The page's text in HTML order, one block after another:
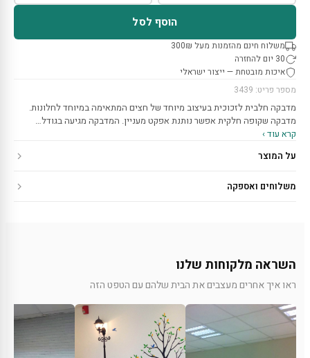
הוסף לסל
משלוח חינם מהזמנות מעל 300₪
30 יום להחזרה
איכות מובטחת — ייצור ישראלי
מספר פריט: 3439
מדבקה חלבית לזכוכית בעיצוב מיוחד של חצים המתאימה במיוחד לחלונות.
מדבקה שקופה חלקית אפשר נותנת אפקט מעניין. המדבקה מגיעה בגודל…
קרא עוד ›
על המוצר
משלוחים ואספקה
השראה מלקוחות שלנו
ראו איך אחרים מעצבים את הבית שלהם עם הטפט הזה